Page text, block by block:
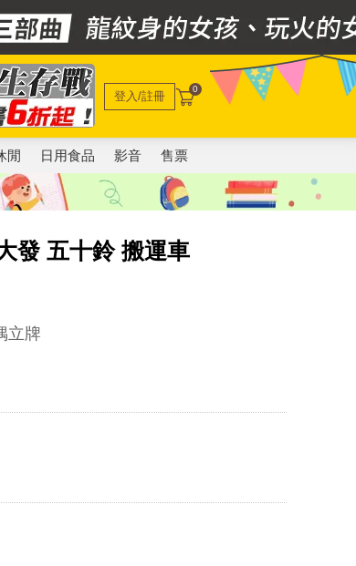
登入/註冊 0
閒 日用食品 影音 售票
發 五十鈴 搬運車
立牌